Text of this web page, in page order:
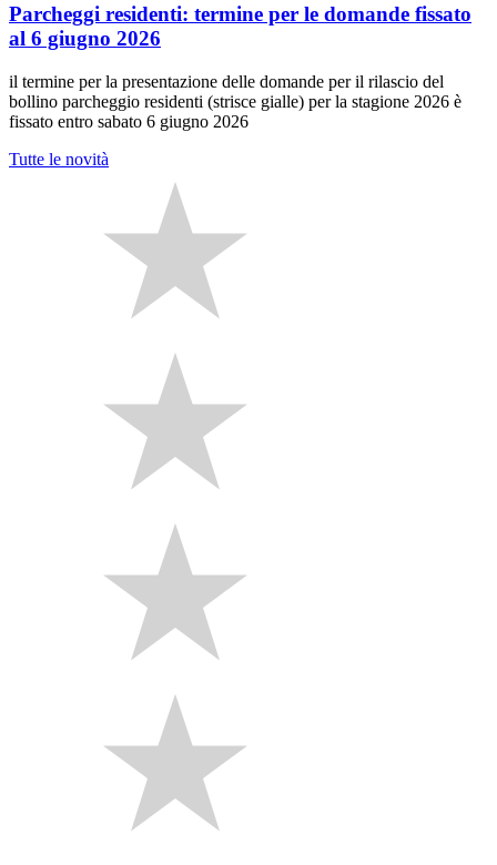
Parcheggi residenti: termine per le domande fissato
al 6 giugno 2026
il termine per la presentazione delle domande per il rilascio del
bollino parcheggio residenti (strisce gialle) per la stagione 2026 è
fissato entro sabato 6 giugno 2026
Tutte le novità